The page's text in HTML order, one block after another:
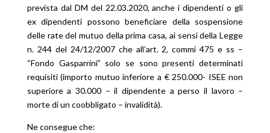
prevista dal DM del 22.03.2020, anche i dipendenti o gli
ex dipendenti possono beneficiare della sospensione
delle rate del mutuo della prima casa, ai sensi della Legge
n. 244 del 24/12/2007 che all’art. 2, commi 475 e ss –
“Fondo Gasparrini” solo se sono presenti determinati
requisiti (importo mutuo inferiore a € 250.000- ISEE non
superiore a 30.000 – il dipendente a perso il lavoro –
morte di un coobbligato – invalidità).
Ne consegue che: